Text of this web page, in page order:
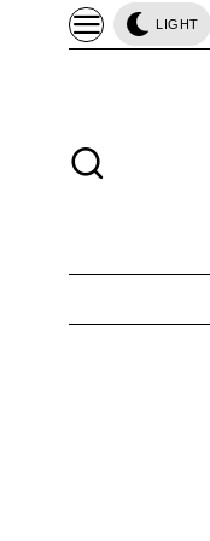
LIGHT